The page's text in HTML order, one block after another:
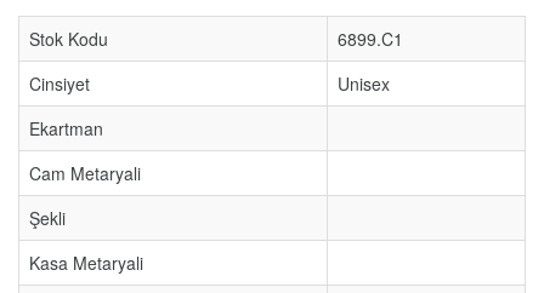
Stok Kodu
6899.C1
Cinsiyet
Unisex
Ekartman
Cam Metaryali
Şekli
Kasa Metaryali